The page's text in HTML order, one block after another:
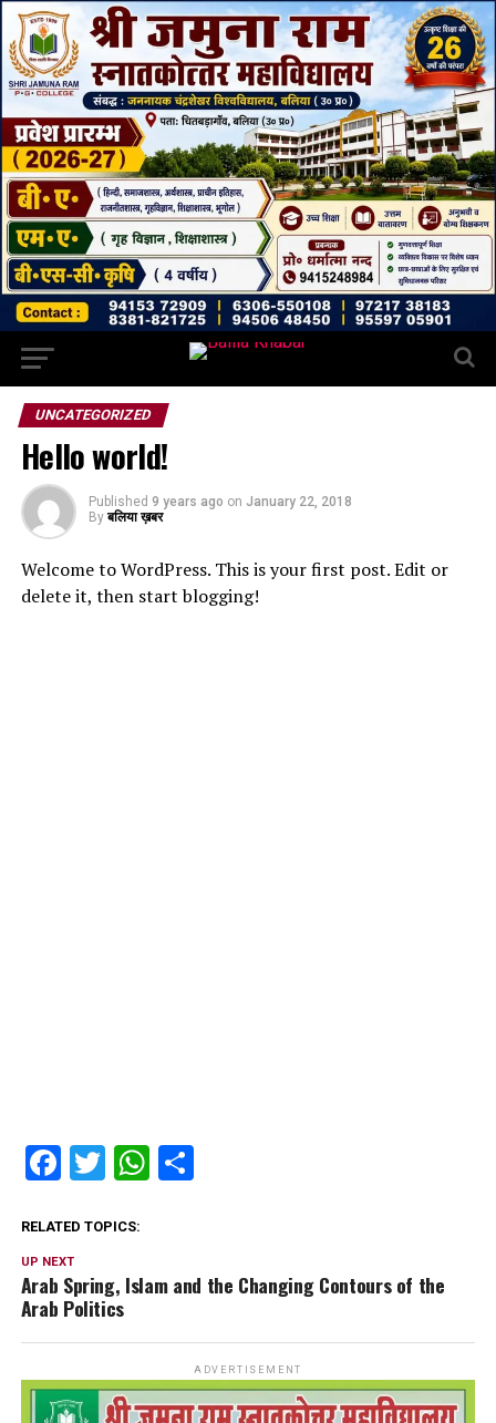
UNCATEGORIZED
Hello world!
Published 9 years ago on January 22, 2018
By बलिया ख़बर
Welcome to WordPress. This is your first post. Edit or
delete it, then start blogging!
Facebook
TwitterWhatsApp
Share
RELATED TOPICS:
UP NEXT
Arab Spring, Islam and the Changing Contours of the
Arab Politics
ADVERTISEMENT